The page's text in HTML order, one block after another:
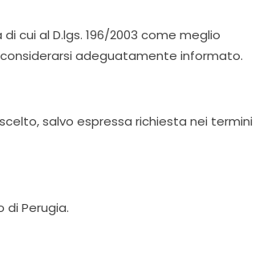
cui al D.lgs. 196/2003 come meglio
adeguatamente informato.
salvo espressa richiesta nei termini
Perugia.